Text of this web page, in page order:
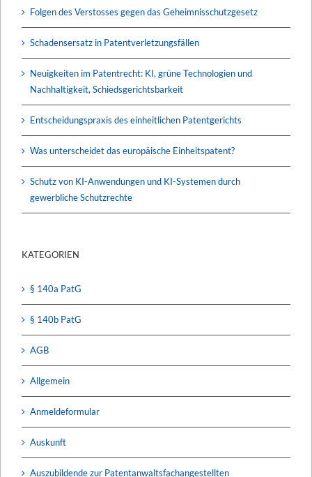
Folgen des Verstosses gegen das Geheimnisschutzgesetz
Schadensersatz in Patentverletzungsfällen
Neuigkeiten im Patentrecht: KI, grüne Technologien und
Nachhaltigkeit, Schiedsgerichtsbarkeit
Entscheidungspraxis des einheitlichen Patentgerichts
Was unterscheidet das europäische Einheitspatent?
Schutz von KI-Anwendungen und KI-Systemen durch
gewerbliche Schutzrechte
KATEGORIEN
§ 140a PatG
§ 140b PatG
AGB
Allgemein
Anmeldeformular
Auskunft
Auszubildende zur Patentanwaltsfachangestellten